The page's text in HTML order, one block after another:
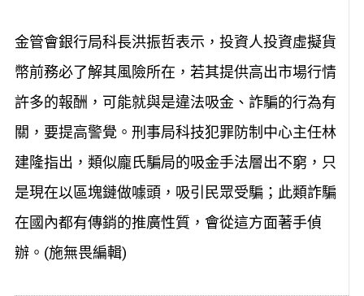
金管會銀行局科長洪振哲表示，投資人投資虛擬貨
幣前務必了解其風險所在，若其提供高出市場行情
許多的報酬，可能就與是違法吸金、詐騙的行為有
關，要提高警覺。刑事局科技犯罪防制中心主任林
建隆指出，類似龐氏騙局的吸金手法層出不窮，只
是現在以區塊鏈做噱頭，吸引民眾受騙；此類詐騙
在國內都有傳銷的推廣性質，會從這方面著手偵
辦。(施無畏編輯)